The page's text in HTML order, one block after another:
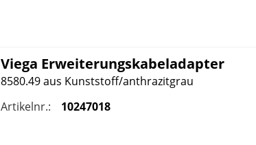
Viega Erweiterungskabeladapter
8580.49 aus Kunststoff/anthrazitgrau
Artikelnr.:
10247018